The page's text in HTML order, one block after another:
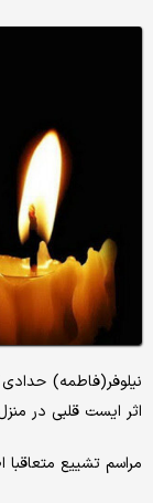
اثر ایست قلبی در
مراسم تشییع